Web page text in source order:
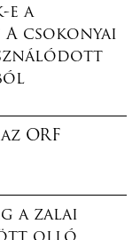
e a
csokonyai
ORF
a zalai